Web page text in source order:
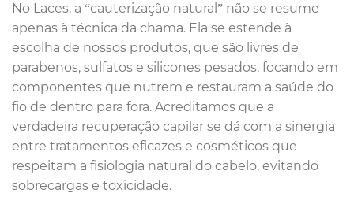
No Laces, a “cauterização natural” não se resume
apenas à técnica da chama. Ela se estende à
escolha de nossos produtos, que são livres de
parabenos, sulfatos e silicones pesados, focando em
componentes que nutrem e restauram a saúde do
fio de dentro para fora. Acreditamos que a
verdadeira recuperação capilar se dá com a sinergia
entre tratamentos eficazes e cosméticos que
respeitam a fisiologia natural do cabelo, evitando
sobrecargas e toxicidade.